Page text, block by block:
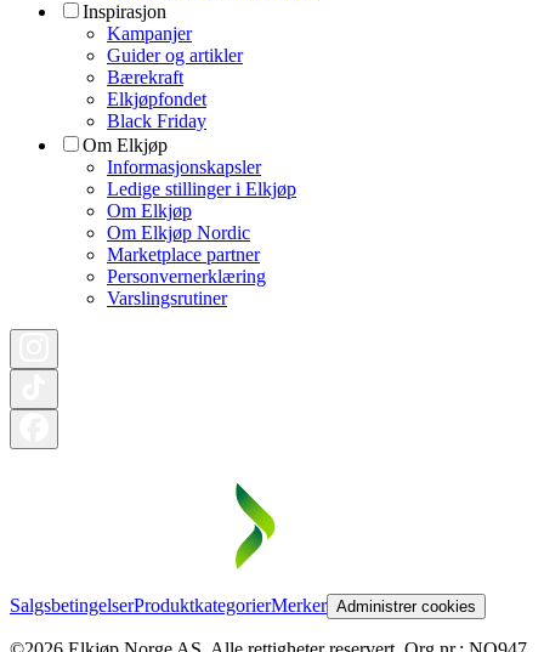
Inspirasjon
Kampanjer
Guider og artikler
Bærekraft
Elkjøpfondet
Black Friday
Om Elkjøp
Informasjonskapsler
Ledige stillinger i Elkjøp
Om Elkjøp
Om Elkjøp Nordic
Marketplace partner
Personvernerklæring
Varslingsrutiner
SalgsbetingelserProduktkategorierMerker Administrer cookies